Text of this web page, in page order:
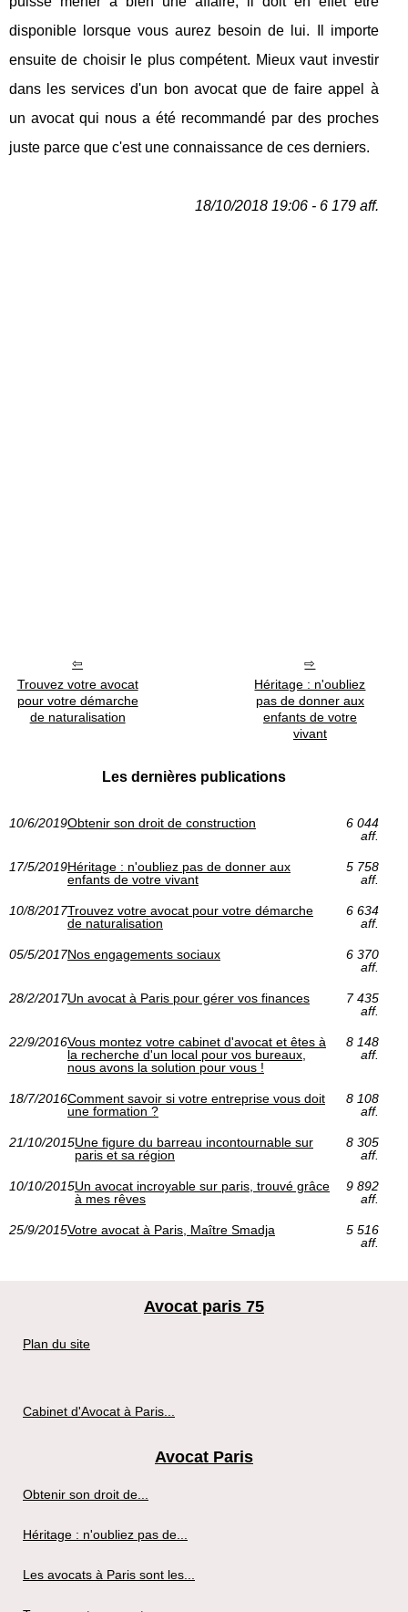
disponible lorsque vous aurez besoin de lui. Il importe
ensuite de choisir le plus compétent. Mieux vaut investir
dans les services d'un bon avocat que de faire appel à
un avocat qui nous a été recommandé par des proches
juste parce que c'est une connaissance de ces derniers.
18/10/2018 19:06 - 6 179 aff.
Trouvez votre avocat
pour votre démarche
de naturalisation
Héritage : n'oubliez
pas de donner aux
enfants de votre
vivant
Les dernières publications
10/6/2019Obtenir son droit de construction
6 044
aff.
17/5/2019Héritage : n'oubliez pas de donner aux
enfants de votre vivant
5 758
aff.
10/8/2017Trouvez votre avocat pour votre démarche
de naturalisation
6 634
aff.
05/5/2017Nos engagements sociaux
6 370
aff.
28/2/2017Un avocat à Paris pour gérer vos finances
7 435
aff.
22/9/2016Vous montez votre cabinet d'avocat et êtes à
la recherche d'un local pour vos bureaux,
nous avons la solution pour vous !
8 148
aff.
18/7/2016Comment savoir si votre entreprise vous doit
une formation ?
8 108
aff.
21/10/2015Une figure du barreau incontournable sur
paris et sa région
8 305
aff.
10/10/2015Un avocat incroyable sur paris, trouvé grâce
à mes rêves
9 892
aff.
25/9/2015Votre avocat à Paris, Maître Smadja
5 516
aff.
Avocat paris 75
Plan du site
Cabinet d'Avocat à Paris...
Avocat Paris
Obtenir son droit de...
Héritage : n'oubliez pas de...
Les avocats à Paris sont les...